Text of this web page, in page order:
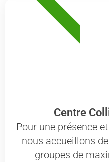
Centre
Pour une présence
nous accueillons
groupes de
26 - DRÔME